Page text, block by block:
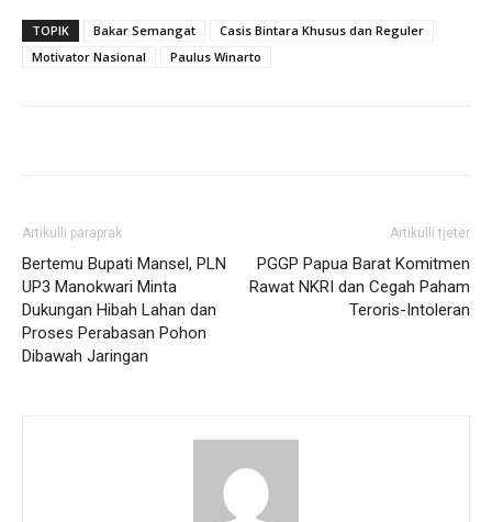
TOPIK Bakar Semangat
Casis Bintara Khusus dan Reguler
Motivator Nasional
Paulus Winarto
Artikulli paraprak
Bertemu Bupati Mansel, PLN
UP3 Manokwari Minta
Dukungan Hibah Lahan dan
Proses Perabasan Pohon
Dibawah Jaringan
Artikulli tjetër
PGGP Papua Barat Komitmen
Rawat NKRI dan Cegah Paham
Teroris-Intoleran